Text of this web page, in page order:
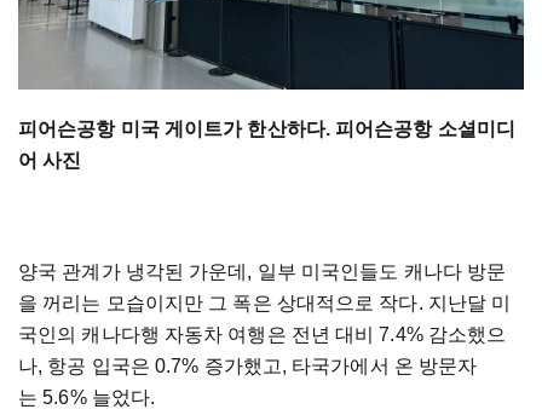
피어슨공항 미국 게이트가 한산하다. 피어슨공항 소셜미디
어 사진
양국 관계가 냉각된 가운데, 일부 미국인들도 캐나다 방문
을 꺼리는 모습이지만 그 폭은 상대적으로 작다. 지난달 미
국인의 캐나다행 자동차 여행은 전년 대비 7.4% 감소했으
나, 항공 입국은 0.7% 증가했고, 타국가에서 온 방문자
는 5.6% 늘었다.